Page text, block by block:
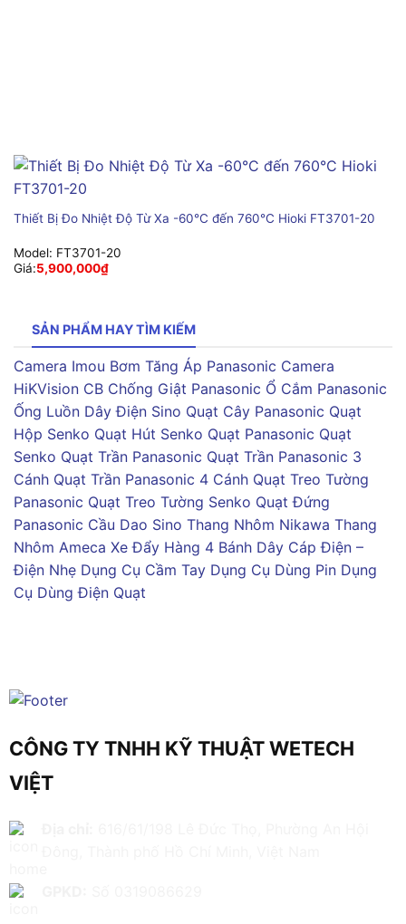
Thiết Bị Đo Nhiệt Độ Từ Xa -60°C đến 760°C Hioki FT3701-20
Model: FT3701-20
Giá:5,900,000₫
SẢN PHẨM HAY TÌM KIẾM
Camera Imou Bơm Tăng Áp Panasonic Camera
HiKVision CB Chống Giật Panasonic Ổ Cắm Panasonic
Ống Luồn Dây Điện Sino Quạt Cây Panasonic Quạt
Hộp Senko Quạt Hút Senko Quạt Panasonic Quạt
Senko Quạt Trần Panasonic Quạt Trần Panasonic 3
Cánh Quạt Trần Panasonic 4 Cánh Quạt Treo Tường
Panasonic Quạt Treo Tường Senko Quạt Đứng
Panasonic Cầu Dao Sino Thang Nhôm Nikawa Thang
Nhôm Ameca Xe Đẩy Hàng 4 Bánh Dây Cáp Điện –
Điện Nhẹ Dụng Cụ Cầm Tay Dụng Cụ Dùng Pin Dụng
Cụ Dùng Điện Quạt
CÔNG TY TNHH KỸ THUẬT WETECH
VIỆT